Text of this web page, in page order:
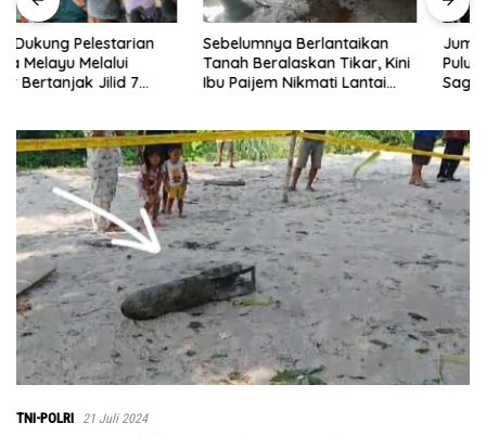
Sebelumnya Berlantaikan
Tanah Beralaskan Tikar, Kini
Ibu Paijem Nikmati Lantai
0208/Asahan
Jumat Berkah Polsek Lima
Puluh, Kapolsek Salomo
Sagala Salurkan Sembako
TNI-POLRI 21 Juli 2024